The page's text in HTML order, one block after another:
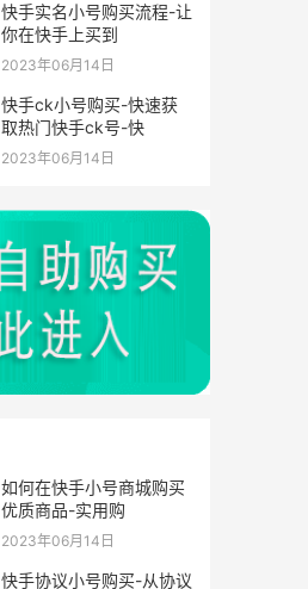
快手实名小号购买流程-让
你在快手上买到
2023年06月14日
快手ck小号购买-快速获
取热门快手ck号-快
2023年06月14日
如何在快手小号商城购买
优质商品-实用购
2023年06月14日
快手协议小号购买-从协议